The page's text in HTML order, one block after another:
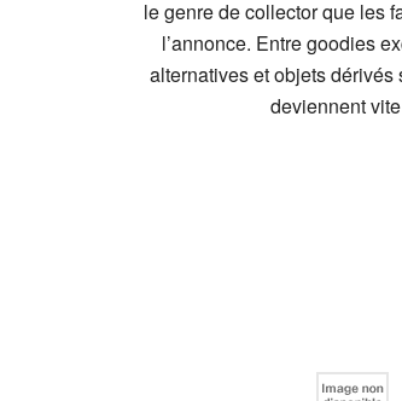
le genre de collector que les
l’annonce. Entre goodies
alternatives et objets dérivés
deviennent